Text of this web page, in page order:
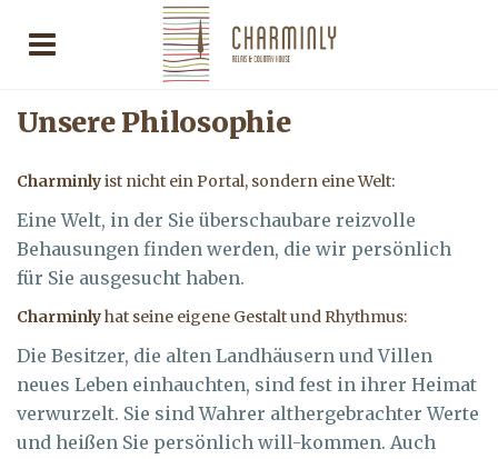
Unsere Philosophie
Charminlyist nicht ein Portal, sondern eine Welt:
Eine Welt, in der Sie überschaubare reizvolle
Behausungen finden werden, die wir persönlich
für Sie ausgesucht haben.
Charminlyhat seine eigene Gestalt und Rhythmus:
Die Besitzer, die alten Landhäusern und Villen
neues Leben einhauchten, sind fest in ihrer Heimat
verwurzelt. Sie sind Wahrer althergebrachter Werte
und heißen Sie persönlich will-kommen. Auch